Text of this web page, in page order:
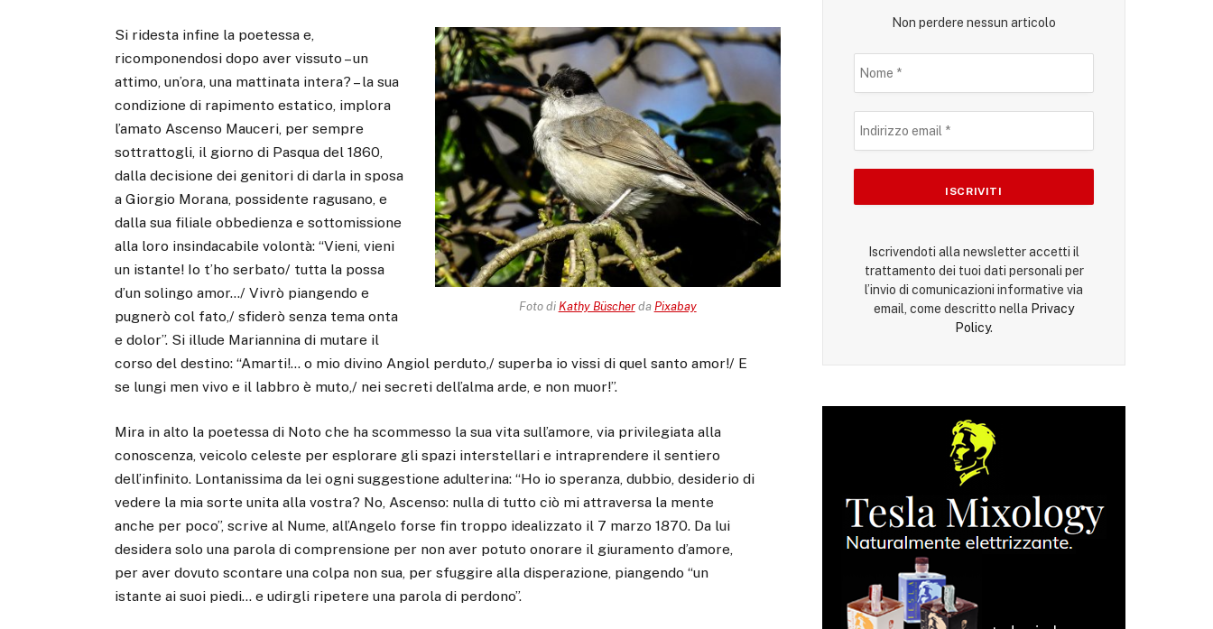
Foto di Kathy Büscherda Pixabay
Si ridesta infine la poetessa e,
ricomponendosi dopo aver vissuto – un
attimo, un’ora, una mattinata intera? – la sua
condizione di rapimento estatico, implora
l’amato Ascenso Mauceri, per sempre
sottrattogli, il giorno di Pasqua del 1860,
dalla decisione dei genitori di darla in sposa
a Giorgio Morana, possidente ragusano, e
dalla sua filiale obbedienza e sottomissione
alla loro insindacabile volontà: “Vieni, vieni
un istante! Io t’ho serbato/ tutta la possa
d’un solingo amor…/ Vivrò piangendo e
pugnerò col fato,/ sfiderò senza tema onta
e dolor”. Si illude Mariannina di mutare il
corso del destino: “Amarti!… o mio divino Angiol perduto,/ superba io vissi di quel santo amor!/ E
se lungi men vivo e il labbro è muto,/ nei secreti dell’alma arde, e non muor!”.
Mira in alto la poetessa di Noto che ha scommesso la sua vita sull’amore, via privilegiata alla
conoscenza, veicolo celeste per esplorare gli spazi interstellari e intraprendere il sentiero
dell’infinito. Lontanissima da lei ogni suggestione adulterina: “Ho io speranza, dubbio, desiderio di
vedere la mia sorte unita alla vostra? No, Ascenso: nulla di tutto ciò mi attraversa la mente
anche per poco”, scrive al Nume, all’Angelo forse fin troppo idealizzato il 7 marzo 1870. Da lui
desidera solo una parola di comprensione per non aver potuto onorare il giuramento d’amore,
per aver dovuto scontare una colpa non sua, per sfuggire alla disperazione, piangendo “un
istante ai suoi piedi… e udirgli ripetere una parola di perdono”.
Non perdere nessun articolo
Iscrivendoti alla newsletter accetti il
trattamento dei tuoi dati personali per
l’invio di comunicazioni informative via
email, come descritto nella Privacy
Policy.